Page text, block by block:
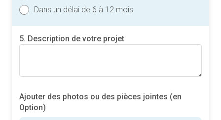
Dans un délai de 6 à 12 mois
5. Description de votre projet
Ajouter des photos ou des pièces jointes (en
Option)